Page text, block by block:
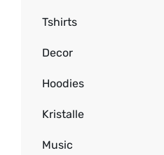
Tshirts
Decor
Hoodies
Kristalle
Music